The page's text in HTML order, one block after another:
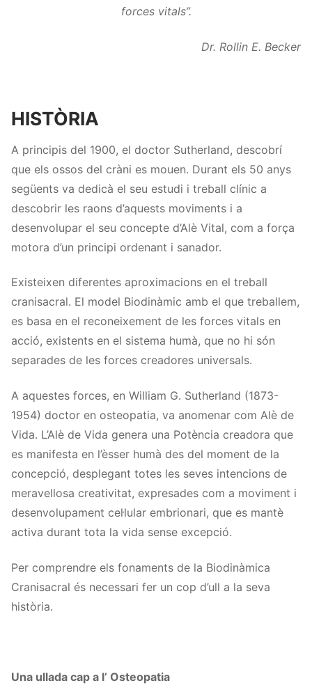
forces vitals”.
Dr. Rollin E. Becker
HISTÒRIA
A principis del 1900, el doctor Sutherland, descobrí
que els ossos del cràni es mouen. Durant els 50 anys
següents va dedicà el seu estudi i treball clínic a
descobrir les raons d’aquests moviments i a
desenvolupar el seu concepte d’Alè Vital, com a força
motora d’un principi ordenant i sanador.
Existeixen diferentes aproximacions en el treball
cranisacral. El model Biodinàmic amb el que treballem,
es basa en el reconeixement de les forces vitals en
acció, existents en el sistema humà, que no hi són
separades de les forces creadores universals.
A aquestes forces, en William G. Sutherland (1873-
1954) doctor en osteopatia, va anomenar com Alè de
Vida. L’Alè de Vida genera una Potència creadora que
es manifesta en l’èsser humà des del moment de la
concepció, desplegant totes les seves intencions de
meravellosa creativitat, expresades com a moviment i
desenvolupament cel·lular embrionari, que es mantè
activa durant tota la vida sense excepció.
Per comprendre els fonaments de la Biodinàmica
Cranisacral és necessari fer un cop d’ull a la seva
història.
Una ullada cap a l’ Osteopatia